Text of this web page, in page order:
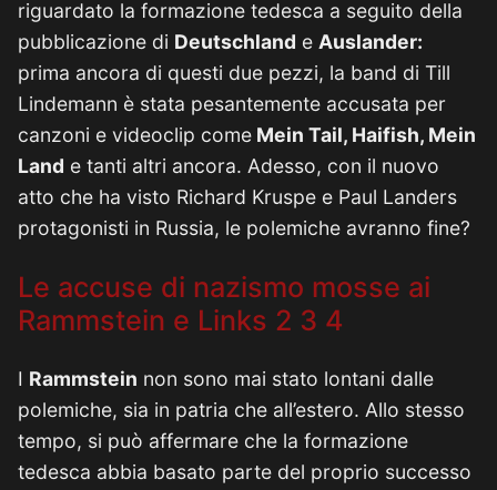
riguardato la formazione tedesca a seguito della
pubblicazione di Deutschland e Auslander:
prima ancora di questi due pezzi, la band di Till
Lindemann è stata pesantemente accusata per
canzoni e videoclip come Mein Tail, Haifish, Mein
Land e tanti altri ancora. Adesso, con il nuovo
atto che ha visto Richard Kruspe e Paul Landers
protagonisti in Russia, le polemiche avranno fine?
Le accuse di nazismo mosse ai
Rammstein e Links 2 3 4
I Rammstein non sono mai stato lontani dalle
polemiche, sia in patria che all’estero. Allo stesso
tempo, si può affermare che la formazione
tedesca abbia basato parte del proprio successo